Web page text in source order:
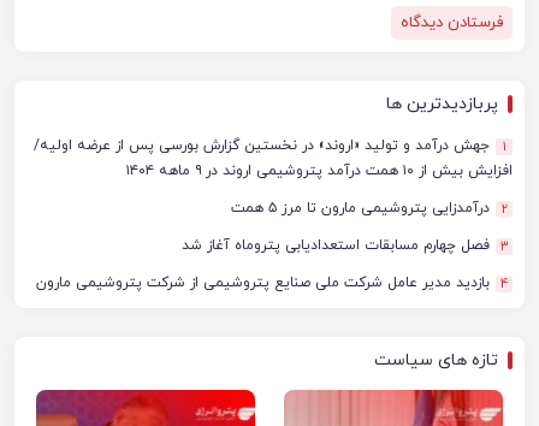
پربازدیدترین ها
1
جهش درآمد و تولید «اروند» در نخستین گزارش بورسی پس از عرضه اولیه/
افزایش بیش از ۱۰ همت درآمد پتروشیمی اروند در ۹ ماهه ۱۴۰۴
2 درآمدزایی پتروشیمی مارون تا مرز ۵ همت
3 فصل چهارم مسابقات استعدادیابی پتروماه آغاز شد
4 بازدید مدیر عامل شرکت ملی صنایع پتروشیمی از شرکت پتروشیمی مارون
تازه های سیاست